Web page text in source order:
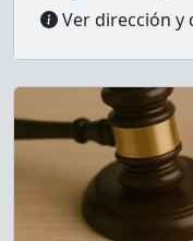
Ver dirección y